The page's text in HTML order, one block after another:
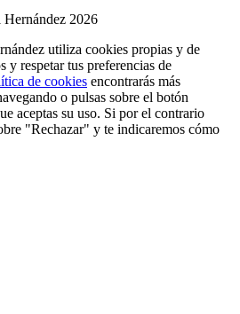
2026
utiliza cookies propias y de
y respetar tus preferencias de
de cookies encontrarás más
o pulsas sobre el botón
aceptas su uso. Si por el contrario
"Rechazar" y te indicaremos cómo